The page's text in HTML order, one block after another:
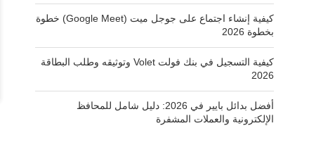
كيفية إنشاء اجتماع على جوجل ميت (Google Meet) خطوة
بخطوة 2026
كيفية التسجيل في بنك فولت Volet وتوثيقه وطلب البطاقة
2026
أفضل بدائل بايير في 2026: دليل شامل للمحافظ
الإلكترونية والعملات المشفرة